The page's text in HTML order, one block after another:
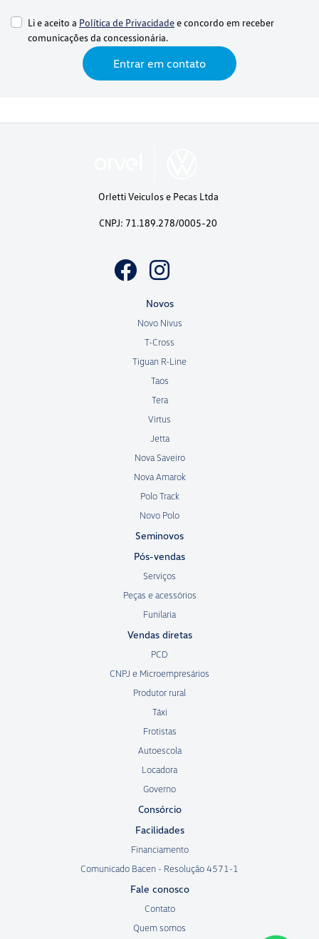
Li e aceito a Política de Privacidadee concordo em receber
comunicações da concessionária.
Entrar em contato
Orletti Veiculos e Pecas Ltda
CNPJ: 71.189.278/0005-20
Novos
Novo Nivus
T-Cross
Tiguan R-Line
Taos
Tera
Virtus
Jetta
Nova Saveiro
Nova Amarok
Polo Track
Novo Polo
Seminovos
Pós-vendas
Serviços
Peças e acessórios
Funilaria
Vendas diretas
PCD
CNPJ e Microempresários
Produtor rural
Táxi
Frotistas
Autoescola
Locadora
Governo
Consórcio
Facilidades
Financiamento
Comunicado Bacen - Resolução 4571-1
Fale conosco
Contato
Quem somos